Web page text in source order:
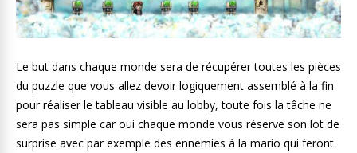
Le but dans chaque monde sera de récupérer toutes les pièces
du puzzle que vous allez devoir logiquement assemblé à la fin
pour réaliser le tableau visible au lobby, toute fois la tâche ne
sera pas simple car oui chaque monde vous réserve son lot de
surprise avec par exemple des ennemies à la mario qui feront